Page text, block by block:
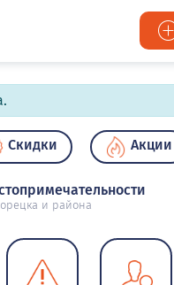
Скидки Акции
и района